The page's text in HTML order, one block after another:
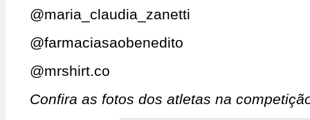
@maria_claudia_zanetti
@farmaciasaobenedito
@mrshirt.co
Confira as fotos dos atletas na